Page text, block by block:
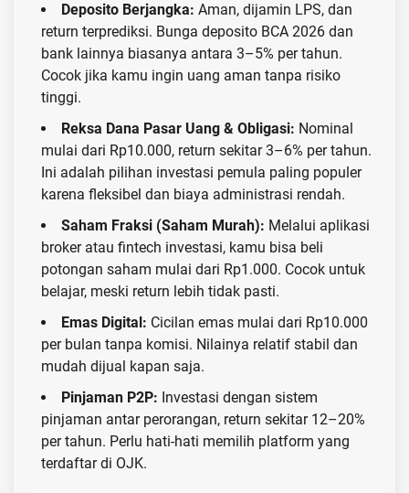
Deposito Berjangka: Aman, dijamin LPS, dan
return terprediksi. Bunga deposito BCA 2026 dan
bank lainnya biasanya antara 3–5% per tahun.
Cocok jika kamu ingin uang aman tanpa risiko
tinggi.
Reksa Dana Pasar Uang & Obligasi: Nominal
mulai dari Rp10.000, return sekitar 3–6% per tahun.
Ini adalah pilihan investasi pemula paling populer
karena fleksibel dan biaya administrasi rendah.
Saham Fraksi (Saham Murah): Melalui aplikasi
broker atau fintech investasi, kamu bisa beli
potongan saham mulai dari Rp1.000. Cocok untuk
belajar, meski return lebih tidak pasti.
Emas Digital: Cicilan emas mulai dari Rp10.000
per bulan tanpa komisi. Nilainya relatif stabil dan
mudah dijual kapan saja.
Pinjaman P2P: Investasi dengan sistem
pinjaman antar perorangan, return sekitar 12–20%
per tahun. Perlu hati-hati memilih platform yang
terdaftar di OJK.